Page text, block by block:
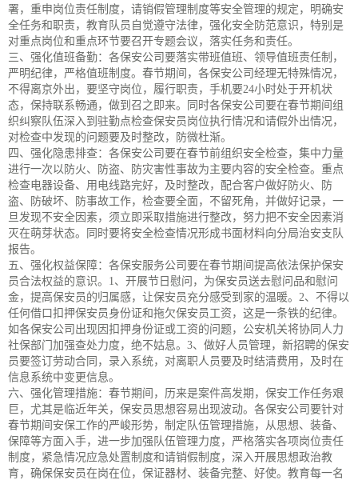
署，重申岗位责任制度，请销假管理制度等安全管理的规定，明确安
全任务和职责，教育队员自觉遵守法律，强化安全防范意识，特别是
对重点岗位和重点环节要召开专题会议，落实任务和责任。
三、强化值班备勤：各保安公司要落实带班值班、领导值班责任制，
严明纪律，严格值班制度。春节期间，各保安公司经理无特殊情况，
不得离京外出，要坚守岗位，履行职责，手机要24小时处于开机状
态，保持联系畅通，做到召之即来。同时各保安公司要在春节期间组
织纠察队伍深入到驻勤点检查保安员岗位执行情况和请假外出情况，
对检查中发现的问题要及时整改，防微杜渐。
四、强化隐患排查：各保安公司要在春节前组织安全检查，集中力量
进行一次以防火、防盗、防灾害性事故为主要内容的安全检查。重点
检查电器设备、用电线路完好，及时整改，配合客户做好防火、防
盗、防破坏、防事故工作，检查要全面，不留死角，并做好记录，一
旦发现不安全因素，须立即采取措施进行整改，努力把不安全因素消
灭在萌芽状态。同时要将安全检查情况形成书面材料向分局治安支队
报告。
五、强化权益保障：各保安服务公司要在春节期间提高依法保护保安
员合法权益的意识。1、开展节日慰问，为保安员送去慰问品和慰问
金，提高保安员的归属感，让保安员充分感受到家的温暖。2、不得以
任何借口扣押保安员身份证和拖欠保安员工资，这是一条铁的纪律。
如各保安公司出现因扣押身份证或工资的问题，公安机关将协同人力
社保部门加强查处力度，绝不姑息。3、做好人员管理，新招聘的保安
员要签订劳动合同，录入系统，对离职人员要及时结清费用，及时在
信息系统中变更信息。
六、强化管理措施：春节期间，历来是案件高发期，保安工作任务艰
巨，尤其是临近年关，保安员思想容易出现波动。各保安公司要针对
春节期间安保工作的严峻形势，制定队伍管理措施，从思想、装备、
保障等方面入手，进一步加强队伍管理力度，严格落实各项岗位责任
制度，紧急情况应急处置制度和请销假制度，深入开展思想政治教
育，确保保安员在岗在位，保证器材、装备完整、好使。教育每一名